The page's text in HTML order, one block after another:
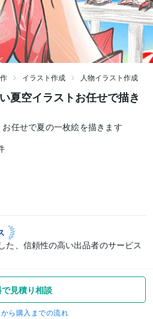
イラスト作成 人物イラスト作成
夏空イラストお任せで描き
任せで夏の一枚絵を描きます
た、信頼性の高い出品者のサービス
見積り相談
ら購入までの流れ